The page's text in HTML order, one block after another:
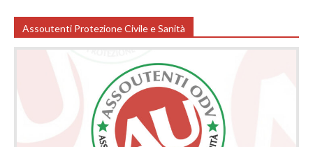
Assoutenti Protezione Civile e Sanità